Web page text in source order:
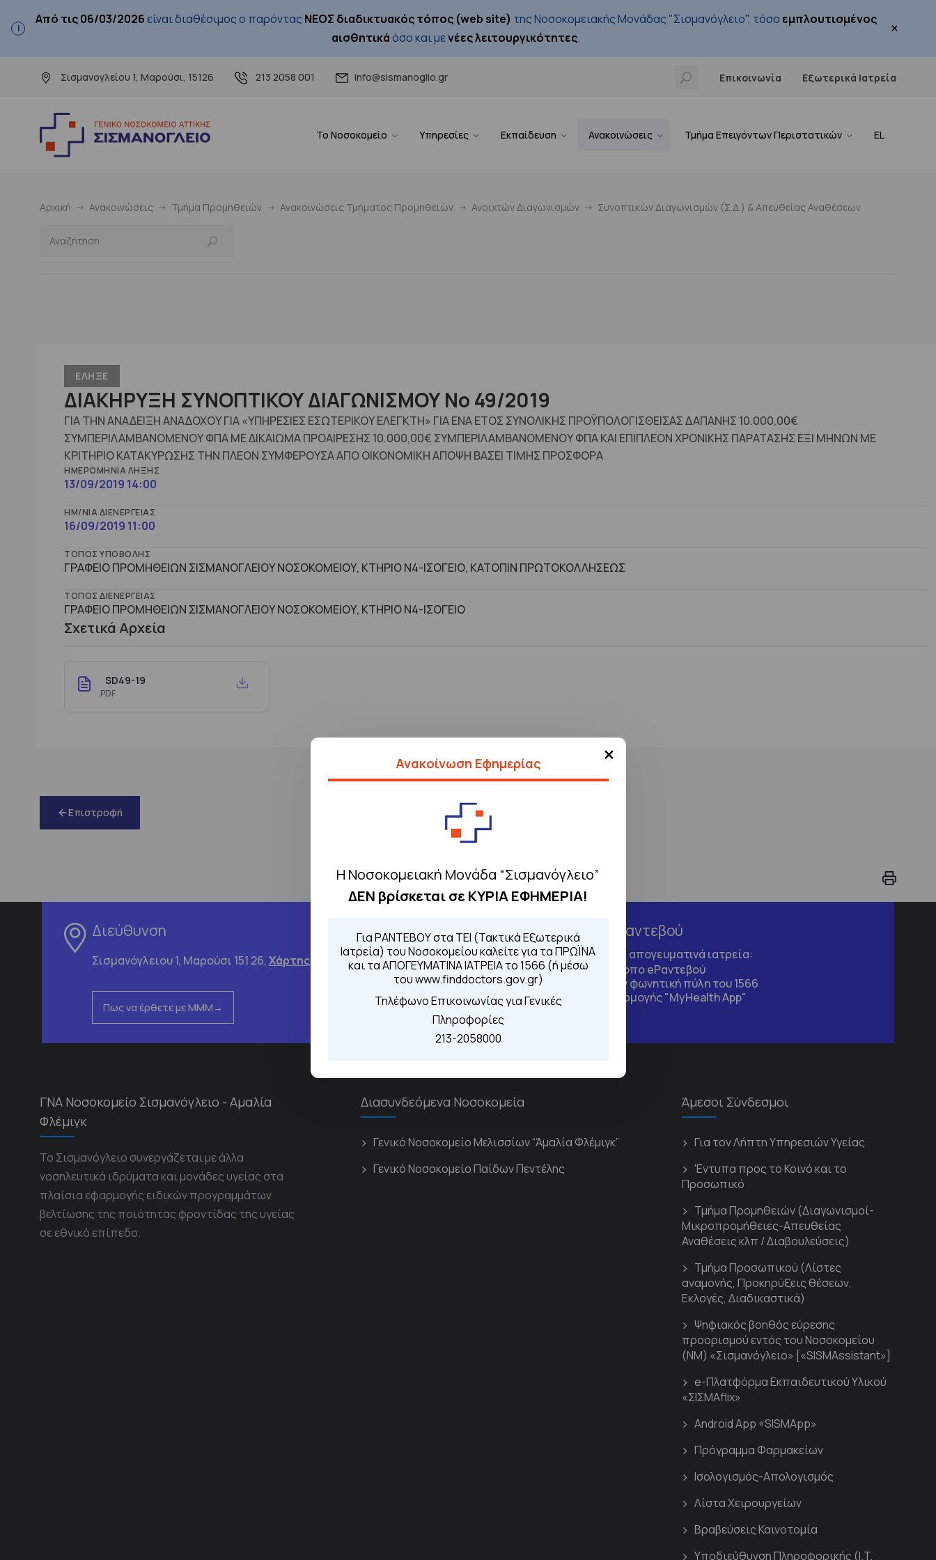
Από τις 06/03/2026 είναι διαθέσιμος ο παρόντας ΝΕΟΣ διαδικτυακός τόπος (web site) της Νοσοκομειακής Μονάδας "Σισμανόγλειο", τόσο εμπλουτισμένος
αισθητικάόσο και μενέες λειτουργικότητες. ×
Σισμανογλείου 1, Μαρούσι, 15126 213 2058 001 info@sismanoglio.gr Επικοινωνία Εξωτερικά Ιατρεία
Το Νοσοκομείο Υπηρεσίες Εκπαίδευση Ανακοινώσεις Τμήμα Επειγόντων Περιστατικών EL
×
Ανακοίνωση Εφημερίας
Η Νοσοκομειακή Μονάδα “Σισμανόγλειο”
ΔΕΝ βρίσκεται σε ΚΥΡΙΑ ΕΦΗΜΕΡΙΑ!
Για ΡΑΝΤΕΒΟΥ στα ΤΕΙ (Τακτικά Εξωτερικά
Ιατρεία) του Νοσοκομείου καλείτε για τα ΠΡΩΪΝΑ
και τα ΑΠΟΓΕΥΜΑΤΙΝΑ ΙΑΤΡΕΙΑ το 1566 (ή μέσω
του www.finddoctors.gov.gr)
Τηλέφωνο Επικοινωνίας για Γενικές
Πληροφορίες
213-2058000
Αρχική Ανακοινώσεις Τμήμα Προμηθειών Ανακοινώσεις Τμήματος Προμηθειών Ανοιχτών Διαγωνισμών Συνοπτικών Διαγωνισμών (Σ.Δ.) & Απευθείας Αναθέσεων
ΕΛΗΞΕ
ΔΙΑΚΗΡΥΞΗ ΣΥΝΟΠΤΙΚΟΥ ΔΙΑΓΩΝΙΣΜΟΥ No 49/2019
ΓΙΑ ΤΗΝ ΑΝΑΔΕΙΞΗ ΑΝΑΔΟΧΟΥ ΓΙΑ «ΥΠΗΡΕΣΙΕΣ ΕΣΩΤΕΡΙΚΟΥ ΕΛΕΓΚΤΗ» ΓΙΑ ENA ΕΤΟΣ ΣΥΝΟΛΙΚΗΣ ΠΡΟΫΠΟΛΟΓΙΣΘΕΙΣΑΣ ΔΑΠΑΝΗΣ 10.000,00€
ΣΥΜΠΕΡΙΛΑΜΒΑΝΟΜΕΝΟΥ ΦΠΑ ΜΕ ΔΙΚΑΙΩΜΑ ΠΡΟΑΙΡΕΣΗΣ 10.000,00€ ΣΥΜΠΕΡΙΛΑΜΒΑΝΟΜΕΝΟΥ ΦΠΑ ΚΑΙ ΕΠΙΠΛΕΟΝ ΧΡΟΝΙΚΗΣ ΠΑΡΑΤΑΣΗΣ ΕΞΙ ΜΗΝΩΝ ΜΕ
ΚΡΙΤΗΡΙΟ ΚΑΤΑΚΥΡΩΣΗΣ ΤΗΝ ΠΛΕΟΝ ΣΥΜΦΕΡΟΥΣΑ ΑΠΟ ΟΙΚΟΝΟΜΙΚΗ ΑΠΟΨΗ ΒΑΣΕΙ ΤΙΜΗΣ ΠΡΟΣΦΟΡΑ
ΗΜΕΡΟΜΗΝΊΑ ΛΉΞΗΣ
13/09/2019 14:00
ΗΜ/ΝΊΑ ΔΙΕΝΈΡΓΕΙΑΣ
16/09/2019 11:00
ΤΌΠΟΣ ΥΠΟΒΟΛΉΣ
ΓΡΑΦΕΙΟ ΠΡΟΜΗΘΕΙΩΝ ΣΙΣΜΑΝΟΓΛΕΙΟΥ ΝΟΣΟΚΟΜΕΙΟΥ, ΚΤΗΡΙΟ Ν4-ΙΣΟΓΕΙΟ, ΚΑΤΟΠΙΝ ΠΡΩΤΟΚΟΛΛΗΣΕΩΣ
ΤΌΠΟΣ ΔΙΕΝΈΡΓΕΙΑΣ
ΓΡΑΦΕΙΟ ΠΡΟΜΗΘΕΙΩΝ ΣΙΣΜΑΝΟΓΛΕΙΟΥ ΝΟΣΟΚΟΜΕΙΟΥ, ΚΤHΡΙΟ Ν4-ΙΣΟΓΕΙΟ
Σχετικά Αρχεία
SD49-19
.PDF
Επιστροφή
Διεύθυνση
Σισμανόγλειου 1, Μαρούσι 151 26,Χάρτης Περιοχής
Πως να έρθετε με ΜΜΜ
Τηλέφωνα για Ραντεβού
Για τα πρωινά και τα απογευματινά ιατρεία:
Από τον ιστότοποeΡαντεβού
Καλώντας στην φωνητική πύλη του 1566
Μέσω της εφαρμογής "MyHealth App"
ΓΝΑ Νοσοκομείο Σισμανόγλειο - Αμαλία
Φλέμιγκ
Το Σισμανόγλειο συνεργάζεται με άλλα
νοσηλευτικά ιδρύματα και μονάδες υγείας στα
πλαίσια εφαρμογής ειδικών προγραμμάτων
βελτίωσης της ποιότητας φροντίδας της υγείας
σε εθνικό επίπεδο.
Διασυνδεόμενα Νοσοκομεία
Γενικό Νοσοκομείο Μελισσίων “Άμαλία Φλέμιγκ”
Γενικό Νοσοκομείο Παίδων Πεντέλης
Άμεσοι Σύνδεσμοι
Για τον Λήπτη Υπηρεσιών Υγείας
'Εντυπα προς το Κοινό και το
Προσωπικό
Τμήμα Προμηθειών (Διαγωνισμοί-
Μικροπρομήθειες-Απευθείας
Αναθέσεις κλπ / Διαβουλεύσεις)
Τμήμα Προσωπικού (Λίστες
αναμονής, Προκηρύξεις θέσεων,
Εκλογές, Διαδικαστικά)
Ψηφιακός βοηθός εύρεσης
προορισμού εντός του Νοσοκομείου
(ΝΜ) «Σισμανόγλειο» [«SISMAssistant»]
e-Πλατφόρμα Εκπαιδευτικού Υλικού
«ΣΙΣΜΑflix»
Android App «SISMApp»
Πρόγραμμα Φαρμακείων
Ισολογισμός-Απολογισμός
Λίστα Χειρουργείων
Βραβεύσεις Καινοτομία
Υποδιεύθυνση Πληροφορικής (I.T.